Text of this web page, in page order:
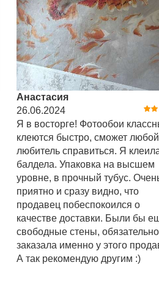
Анастасия
26.06.2024
Я в восторге! Фотообои
клеются быстро, сможет любой
любитель справиться. Я
балдела. Упаковка на высшем
уровне, в прочный тубус.
приятно и сразу видно, что
продавец побеспокоился о
качестве доставки. Были бы
свободные стены,
заказала именно у этого
А так рекомендую другим :)